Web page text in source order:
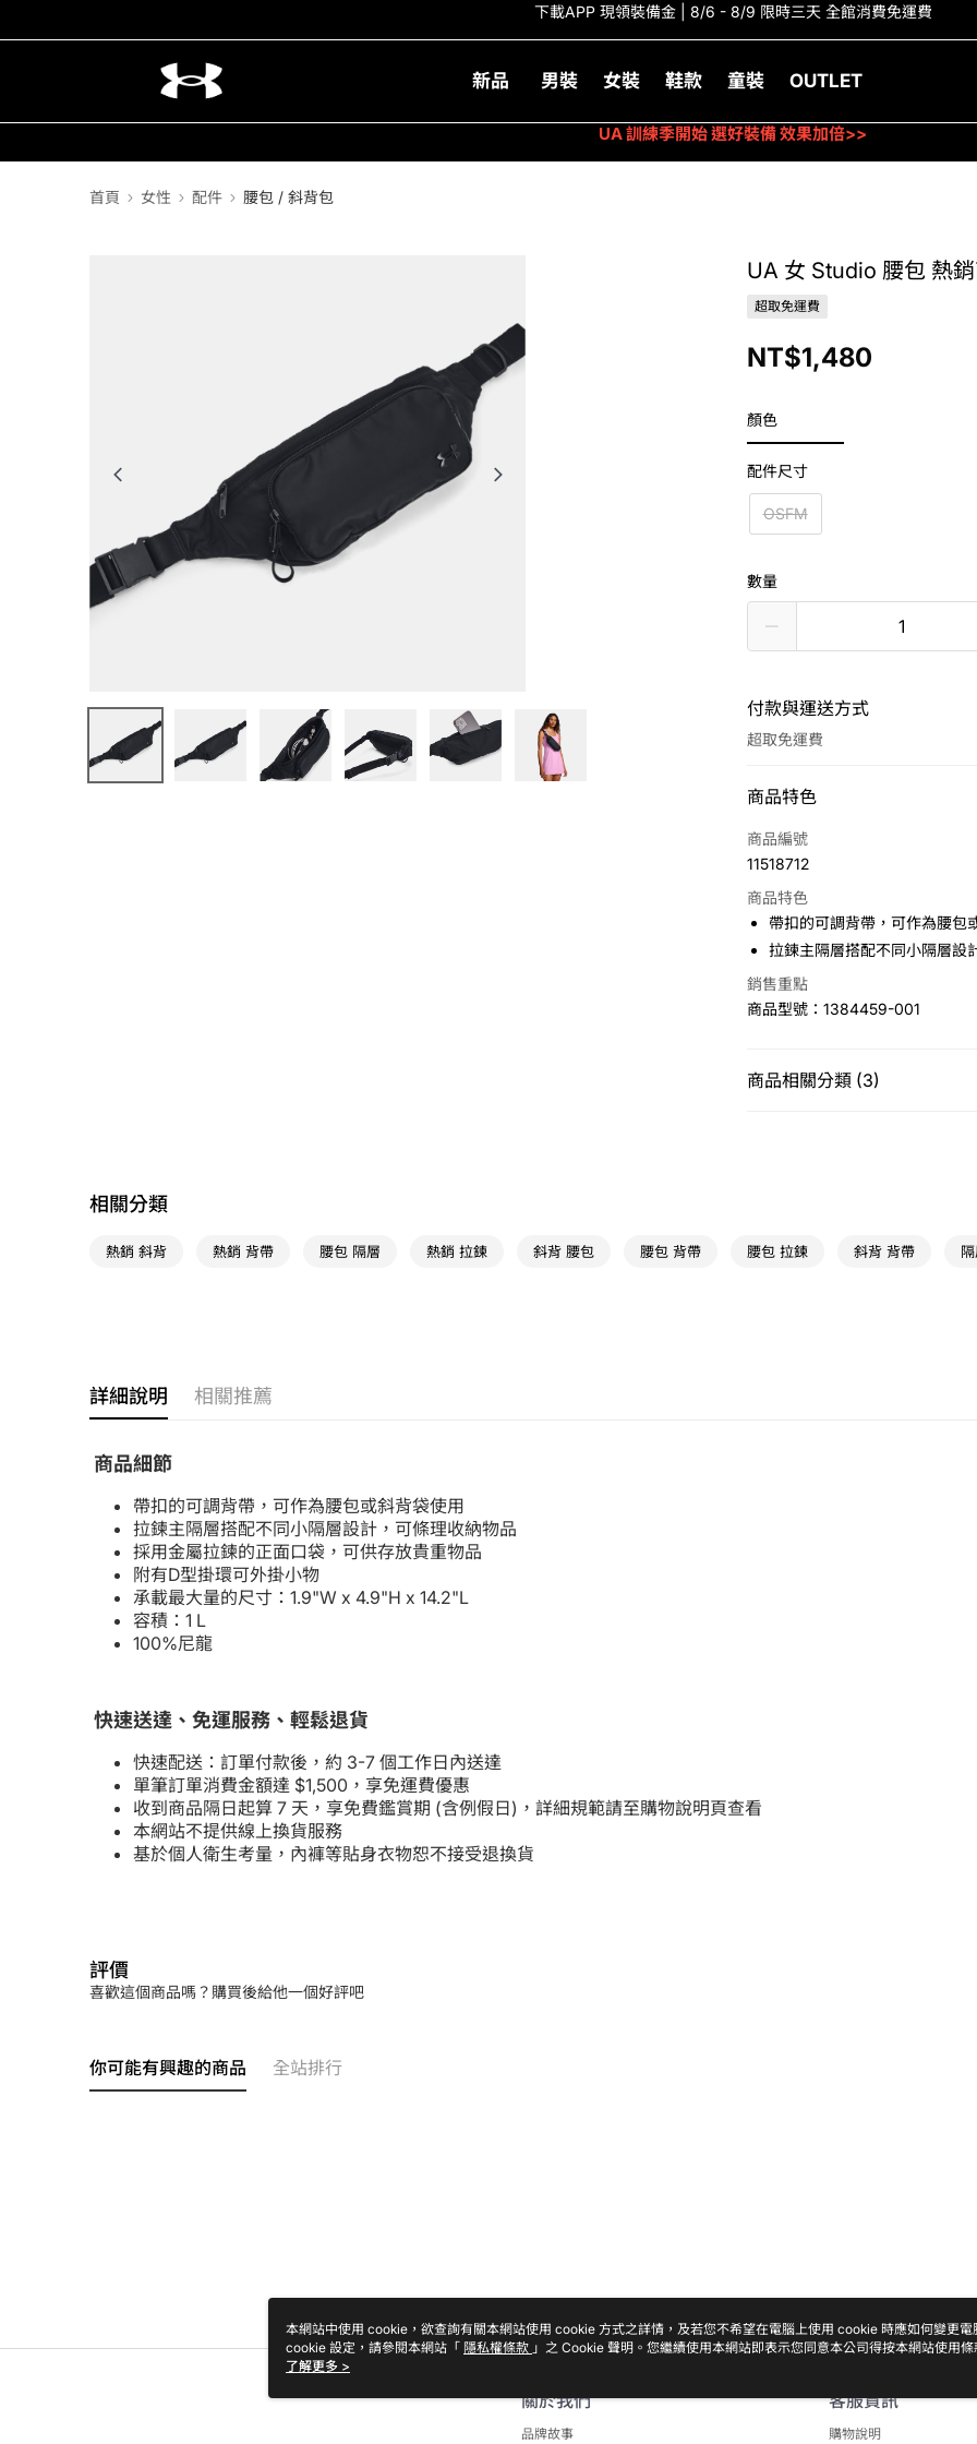
首頁 女性 配件 腰包 / 斜背包
UA 女 Studio 腰包 熱
超取免運費
NT$1,480
顏色
配件尺寸
OSFM
數量
付款與運送方式
超取免運費
付款方式
信用卡一次付款
LINE Pay
Apple Pay
悠遊付
7-11取貨(快速到店)
商品特色
商品編號
11518712
商品特色
帶扣的可調背帶，可作為腰包
拉鍊主隔層搭配不同小隔層設
銷售重點
商品型號：1384459-001
商品相關分類 (3)
相關分類
熱銷 斜背 熱銷 背帶 腰包 隔層 熱銷 拉鍊 斜背 腰包 腰包 背帶 腰包 拉鍊 斜背 背帶
詳細說明 相關推薦
商品細節
帶扣的可調背帶，可作為腰包或斜背袋使用
拉鍊主隔層搭配不同小隔層設計，可條理收納物品
採用金屬拉鍊的正面口袋，可供存放貴重物品
附有D型掛環可外掛小物
承載最大量的尺寸：1.9"W x 4.9"H x 14.2"L
容積：1 L
100%尼龍
快速送達、免運服務、輕鬆退貨
快速配送：訂單付款後，約 3-7 個工作日內送達
單筆訂單消費金額達 $1,500，享免運費優惠
收到商品隔日起算 7 天，享免費鑑賞期 (含例假日)，詳細規範請至購物說明頁查看
本網站不提供線上換貨服務
基於個人衛生考量，內褲等貼身衣物恕不接受退換貨
評價
喜歡這個商品嗎？購買後給他一個好評吧
你可能有興趣的商品 全站排行
關於我們
品牌故事
客服資訊
購物說明
下載APP 現領裝備金 | 8/6 - 8/9 限時三天 全館消費免運費
新品 男裝 女裝 鞋款 童裝 OUTLET
UA 訓練季開始 選好裝備 效果加倍>>
本網站中使用 cookie，欲查詢有關本網站使用 cookie 方式之詳情，及若您不希望在電腦上使用 cookie 時應如何變更電
cookie 設定，請參閱本網站「 隱私權條款 」之 Cookie 聲明。您繼續使用本網站即表示您同意本公司得按本網站使用條
Cookie 聲明使用 cookie。
了解更多 >